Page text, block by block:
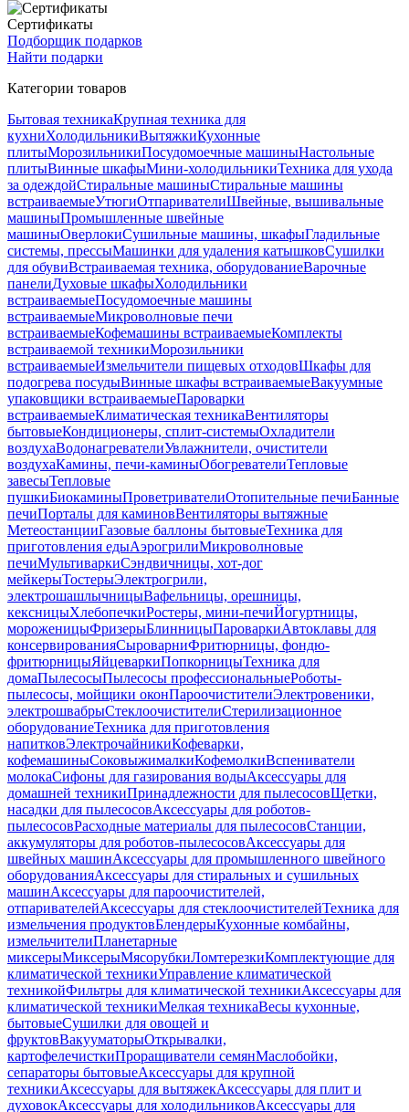
Сертификаты
Подборщик подарков
Найти подарки
Категории товаров
Бытовая техникаКрупная техника для
кухниХолодильникиВытяжкиКухонные
плитыМорозильникиПосудомоечные машиныНастольные
плитыВинные шкафыМини-холодильникиТехника для ухода
за одеждойСтиральные машиныСтиральные машины
встраиваемыеУтюгиОтпаривателиШвейные, вышивальные
машиныПромышленные швейные
машиныОверлокиСушильные машины, шкафыГладильные
системы, прессыМашинки для удаления катышковСушилки
для обувиВстраиваемая техника, оборудованиеВарочные
панелиДуховые шкафыХолодильники
встраиваемыеПосудомоечные машины
встраиваемыеМикроволновые печи
встраиваемыеКофемашины встраиваемыеКомплекты
встраиваемой техникиМорозильники
встраиваемыеИзмельчители пищевых отходовШкафы для
подогрева посудыВинные шкафы встраиваемыеВакуумные
упаковщики встраиваемыеПароварки
встраиваемыеКлиматическая техникаВентиляторы
бытовыеКондиционеры, сплит-системыОхладители
воздухаВодонагревателиУвлажнители, очистители
воздухаКамины, печи-каминыОбогревателиТепловые
завесыТепловые
пушкиБиокаминыПроветривателиОтопительные печиБанные
печиПорталы для каминовВентиляторы вытяжные
МетеостанцииГазовые баллоны бытовыеТехника для
приготовления едыАэрогрилиМикроволновые
печиМультиваркиСэндвичницы, хот-дог
мейкерыТостерыЭлектрогрили,
электрошашлычницыВафельницы, орешницы,
кексницыХлебопечкиРостеры, мини-печиЙогуртницы,
мороженицыФризерыБлинницыПароваркиАвтоклавы для
консервированияСыроварниФритюрницы, фондю-
фритюрницыЯйцеваркиПопкорницыТехника для
домаПылесосыПылесосы профессиональныеРоботы-
пылесосы, мойщики оконПароочистителиЭлектровеники,
электрошвабрыСтеклоочистителиСтерилизационное
оборудованиеТехника для приготовления
напитковЭлектрочайникиКофеварки,
кофемашиныСоковыжималкиКофемолкиВспениватели
молокаСифоны для газирования водыАксессуары для
домашней техникиПринадлежности для пылесосовЩетки,
насадки для пылесосовАксессуары для роботов-
пылесосовРасходные материалы для пылесосовСтанции,
аккумуляторы для роботов-пылесосовАксессуары для
швейных машинАксессуары для промышленного швейного
оборудованияАксессуары для стиральных и сушильных
машинАксессуары для пароочистителей,
отпаривателейАксессуары для стеклоочистителейТехника для
измельчения продуктовБлендерыКухонные комбайны,
измельчителиПланетарные
миксерыМиксерыМясорубкиЛомтерезкиКомплектующие для
климатической техникиУправление климатической
техникойФильтры для климатической техникиАксессуары для
климатической техникиМелкая техникаВесы кухонные,
бытовыеСушилки для овощей и
фруктовВакууматорыОткрывалки,
картофелечисткиПроращиватели семянМаслобойки,
сепараторы бытовыеАксессуары для крупной
техникиАксессуары для вытяжекАксессуары для плит и
духовокАксессуары для холодильниковАксессуары для